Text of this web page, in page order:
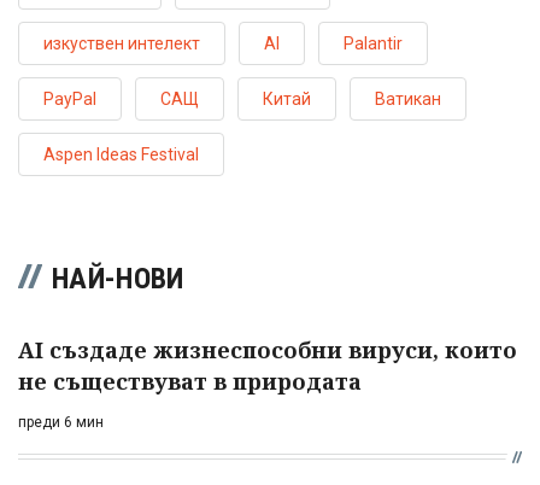
изкуствен интелект AI Palantir
PayPal САЩ Китай Ватикан
Aspen Ideas Festival
НАЙ-НОВИ
AI създаде жизнеспособни вируси, които
не съществуват в природата
преди 6 мин